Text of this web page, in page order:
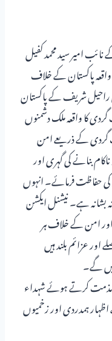
امیر سید محمد کفیل
پاکستان کے خلاف
شریف کے پاکستان
کا واقعہ ملک دشمنوں
گردی کے ذریعے امن
بنانے کی گہری اور
حفاظت فرمائے۔ انہوں
ہے۔ نیشنل ایکشن
اور امن کے خلاف ہر
اور عزائم بلند ہیں
گے۔
کرتے ہوئے شہداء
ہمدردی اور زخمیوں